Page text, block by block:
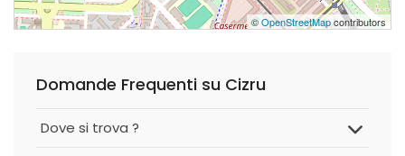
©OpenStreetMapcontributors
Domande Frequenti su Cizru
Dove si trova ?